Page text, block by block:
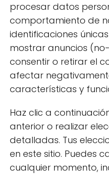
procesar datos
comportamiento de
identificaciones
mostrar anuncios
consentir o retirar el
afectar
características y
Haz clic a
anterior o realizar
detalladas. Tus
en este sitio. Puedes
cualquier momento,
¿Qué sellos
los más
En el ámbito
de sellos que ofrecen
calidad y
EU Organic: Este
conocidos en
producción
Ecolabel de la UE